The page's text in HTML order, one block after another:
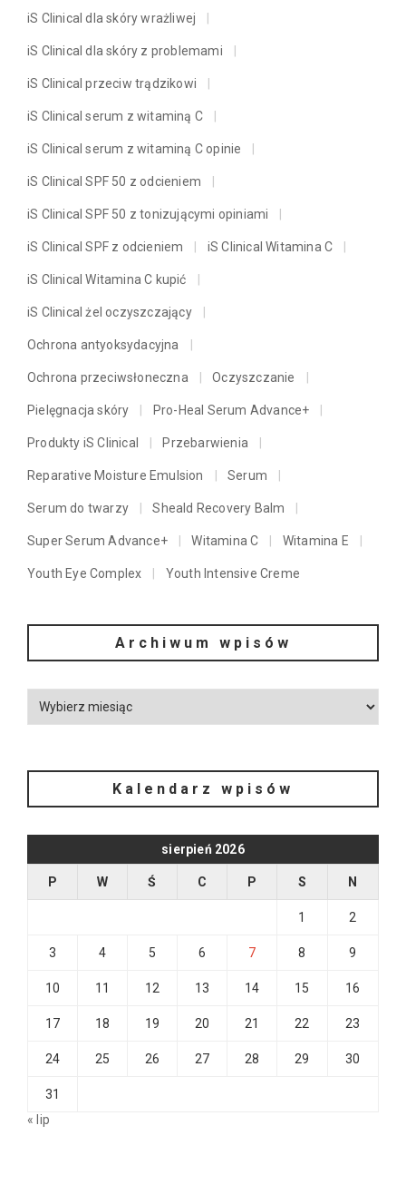
iS Clinical dla skóry wrażliwej
iS Clinical dla skóry z problemami
iS Clinical przeciw trądzikowi
iS Clinical serum z witaminą C
iS Clinical serum z witaminą C opinie
iS Clinical SPF 50 z odcieniem
iS Clinical SPF 50 z tonizującymi opiniami
iS Clinical SPF z odcieniem iS Clinical Witamina C
iS Clinical Witamina C kupić
iS Clinical żel oczyszczający
Ochrona antyoksydacyjna
Ochrona przeciwsłoneczna Oczyszczanie
Pielęgnacja skóry Pro-Heal Serum Advance+
Produkty iS Clinical Przebarwienia
Reparative Moisture Emulsion Serum
Serum do twarzy Sheald Recovery Balm
Super Serum Advance+ Witamina C Witamina E
Youth Eye Complex Youth Intensive Creme
Archiwum wpisów
Kalendarz wpisów
sierpień 2026
P W Ś C P S N
1 2
3 4 5 6 7 8 9
10 11 12 13 14 15 16
17 18 19 20 21 22 23
24 25 26 27 28 29 30
31
« lip